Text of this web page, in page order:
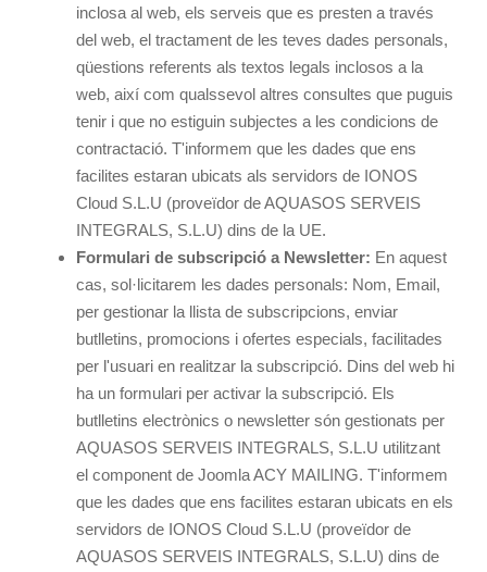
inclosa al web, els serveis que es presten a través
del web, el tractament de les teves dades personals,
qüestions referents als textos legals inclosos a la
web, així com qualssevol altres consultes que puguis
tenir i que no estiguin subjectes a les condicions de
contractació. T'informem que les dades que ens
facilites estaran ubicats als servidors de IONOS
Cloud S.L.U (proveïdor de AQUASOS SERVEIS
INTEGRALS, S.L.U) dins de la UE.
Formulari de subscripció a Newsletter: En aquest
cas, sol·licitarem les dades personals: Nom, Email,
per gestionar la llista de subscripcions, enviar
butlletins, promocions i ofertes especials, facilitades
per l'usuari en realitzar la subscripció. Dins del web hi
ha un formulari per activar la subscripció. Els
butlletins electrònics o newsletter són gestionats per
AQUASOS SERVEIS INTEGRALS, S.L.U utilitzant
el component de Joomla ACY MAILING. T'informem
que les dades que ens facilites estaran ubicats en els
servidors de IONOS Cloud S.L.U (proveïdor de
AQUASOS SERVEIS INTEGRALS, S.L.U) dins de